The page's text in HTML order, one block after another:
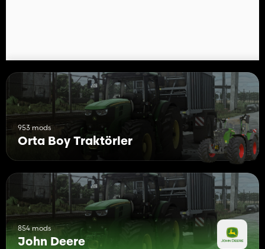
953 mods
Orta Boy Traktörler
854 mods
John Deere